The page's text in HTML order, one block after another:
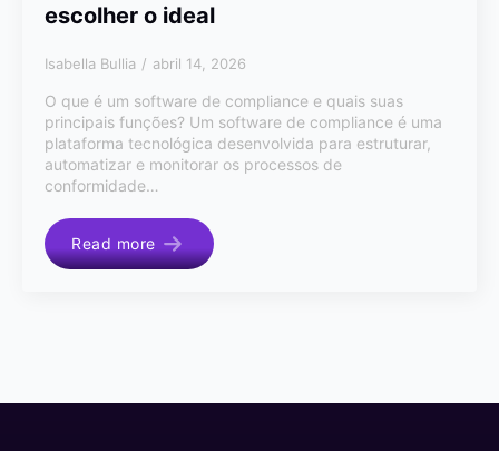
escolher o ideal
Isabella Bullia abril 14, 2026
O que é um software de compliance e quais suas
principais funções? Um software de compliance é uma
plataforma tecnológica desenvolvida para estruturar,
automatizar e monitorar os processos de
conformidade…
Read more